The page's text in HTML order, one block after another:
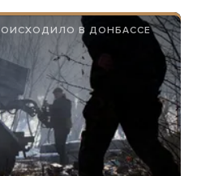
В ДОНБАССЕ